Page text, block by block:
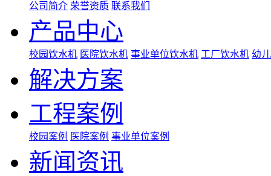
公司简介 荣誉资质 联系我们
产品中心
校园饮水机 医院饮水机 事业单位饮水机 工厂饮水机 幼
解决方案
工程案例
校园案例 医院案例 事业单位案例
新闻资讯